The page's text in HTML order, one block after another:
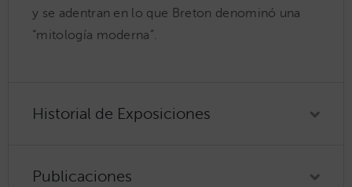
y se adentran en lo que Breton denominó una
“mitología moderna”.
Historial de Exposiciones
Publicaciones